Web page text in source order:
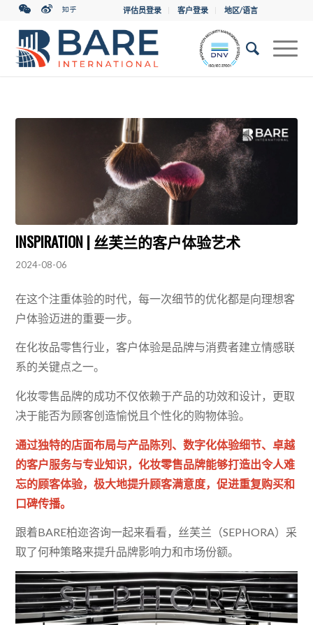
评估员登录 客户登录 地区/语言
INSPIRATION | 丝芙兰的客户体验艺术
2024-08-06
在这个注重体验的时代，每一次细节的优化都是向理想客
户体验迈进的重要一步。
在化妆品零售行业，客户体验是品牌与消费者建立情感联
系的关键点之一。
化妆零售品牌的成功不仅依赖于产品的功效和设计，更取
决于能否为顾客创造愉悦且个性化的购物体验。
通过独特的店面布局与产品陈列、数字化体验细节、卓越
的客户服务与专业知识，化妆零售品牌能够打造出令人难
忘的顾客体验，极大地提升顾客满意度，促进重复购买和
口碑传播。
跟着BARE柏迩咨询一起来看看，丝芙兰（SEPHORA）采
取了何种策略来提升品牌影响力和市场份额。